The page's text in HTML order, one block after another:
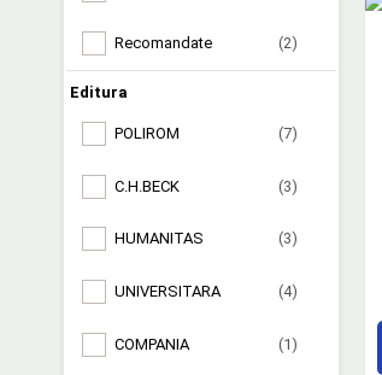
Recomandate (2)
Editura
POLIROM (7)
C.H.BECK (3)
HUMANITAS (3)
UNIVERSITARA (4)
COMPANIA (1)